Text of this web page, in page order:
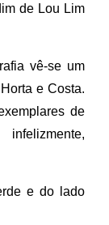
de Lou Lim
vê-se um
e Costa.
de
e do lado